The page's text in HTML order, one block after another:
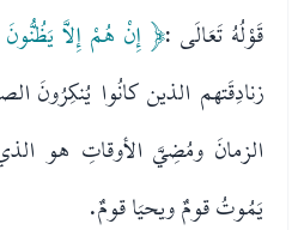
قَوْلُهُ تَعَالَى :﴿ إِنْ هُمْ إِلاَّ
زنادِقَتهم الذين كانُوا يُنكِرُونَ
الزمانَ ومُضِيَّ الأوقاتِ هو
يَمُوتُ قومٌ ويحيَا قومٌ.